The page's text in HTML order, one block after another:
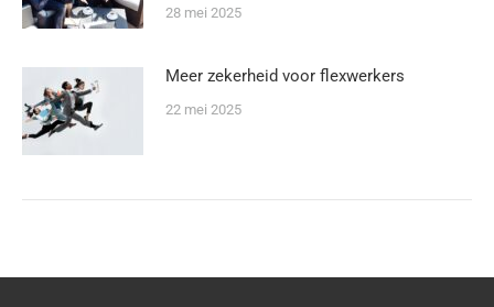
28 mei 2025
Meer zekerheid voor flexwerkers
22 mei 2025